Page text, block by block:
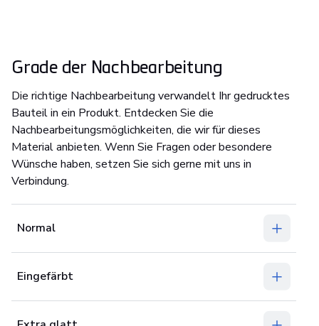
Grade der Nachbearbeitung
Die richtige Nachbearbeitung verwandelt Ihr gedrucktes
Bauteil in ein Produkt. Entdecken Sie die
Nachbearbeitungsmöglichkeiten, die wir für dieses
Material anbieten. Wenn Sie Fragen oder besondere
Wünsche haben, setzen Sie sich gerne mit uns in
Verbindung.
Normal
Eingefärbt